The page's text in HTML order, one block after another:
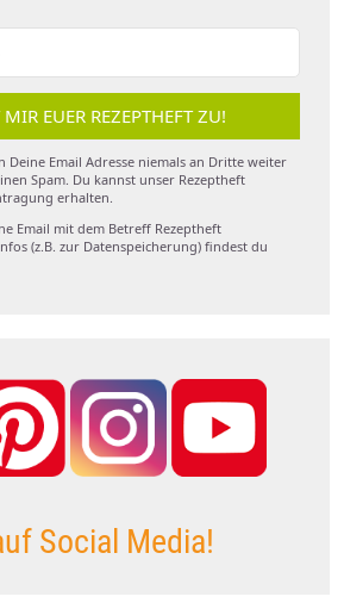
EUER REZEPTHEFT ZU!
Deine Email Adresse niemals an Dritte weiter
Spam. Du kannst unser Rezeptheft
erhalten.
Email mit dem Betreff Rezeptheft
(z.B. zur Datenspeicherung) findest du
Social Media!